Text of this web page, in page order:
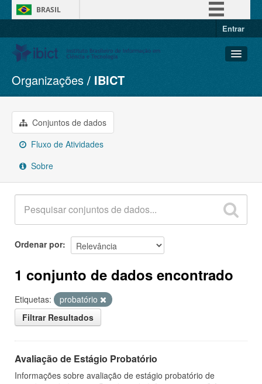
BRASIL
Entrar
Conjuntos de dados
Organizações
Grupos
Sobre
Organizações IBICT
Conjuntos de dados
Fluxo de Atividades
Sobre
Ordenar por
1 conjunto de dados encontrado
Etiquetas:
probatório
Filtrar Resultados
Avaliação de Estágio Probatório
Informações sobre avaliação de estágio probatório de